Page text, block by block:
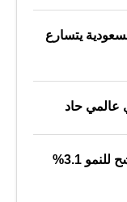
يتسارع
عالمي حاد
البنك الدولي: الاقتصاد السعودي مرشح للنمو 3.1%